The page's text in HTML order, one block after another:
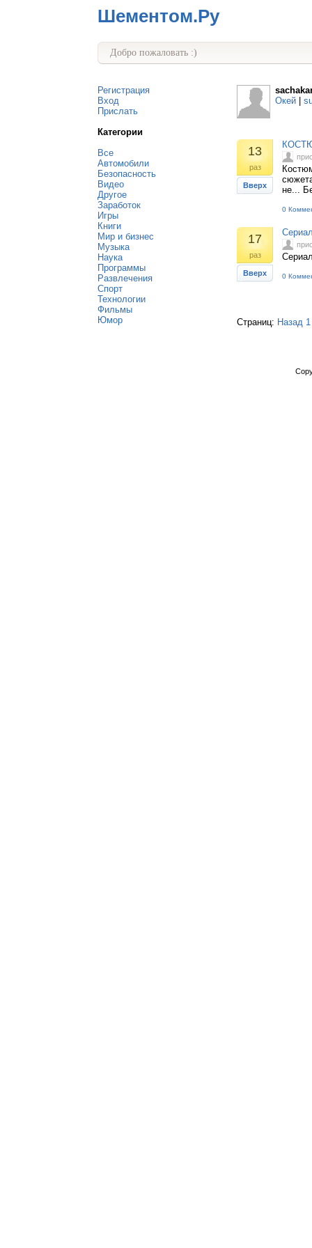
Шементом.Ру
Добро пожаловать :)
Регистрация
Вход
Прислать
Категории
Все
Автомобили
Безопасность
Видео
Другое
Заработок
Игры
Книги
Мир и бизнес
Музыка
Наука
Программы
Развлечения
Спорт
Технологии
Фильмы
Юмор
Окей
13
раз
Вверх
не...
0
17
раз
Вверх 0
Страниц: Назад 1